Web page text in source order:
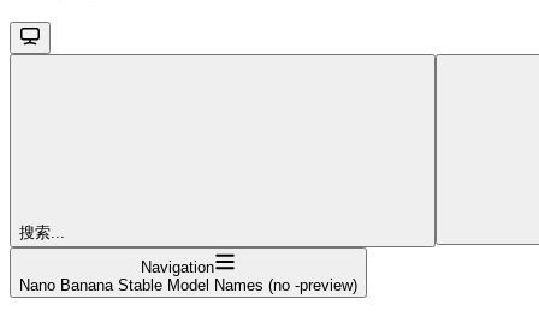
搜索...
Navigation
Nano Banana Stable Model Names (no -preview)